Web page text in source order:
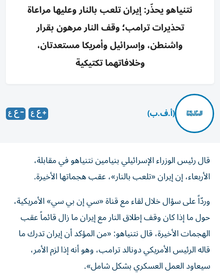
نتنياهو يحذّر: إيران تلعب بالنار وعليها مراعاة
تحذيرات ترامب؛ وقف النار مرهون بقرار
واشنطن، وإسرائيل وأمريكا مستعدتان،
وخلافاتهما تكتيكية
(أ.ف.ب)
قال رئيس الوزراء الإسرائيلي بنيامين نتنياهو في مقابلة،
الأربعاء، إن إيران «تلعب بالنار»، عقب هجماتها الأخيرة.
وردّاً على سؤال خلال لقاء مع قناة «سي إن بي سي» الأمريكية،
حول ما إذا كان وقف إطلاق النار مع إيران ما زال قائماً عقب
الهجمات الأخيرة، قال نتنياهو: «من المؤكد أن إيران تدرك ما
قاله الرئيس الأمريكي دونالد ترامب، وهو أنه إذا لزم الأمر،
سيعاود العمل العسكري بشكل شامل».